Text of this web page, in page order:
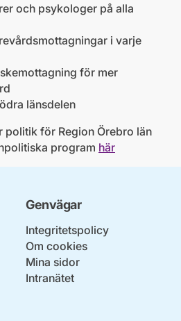
och psykologer på alla
i varje
för mer
länsdelen
politik för Region Örebro län
program här
Genvägar
Integritetspolicy
Om cookies
Mina sidor
Intranätet